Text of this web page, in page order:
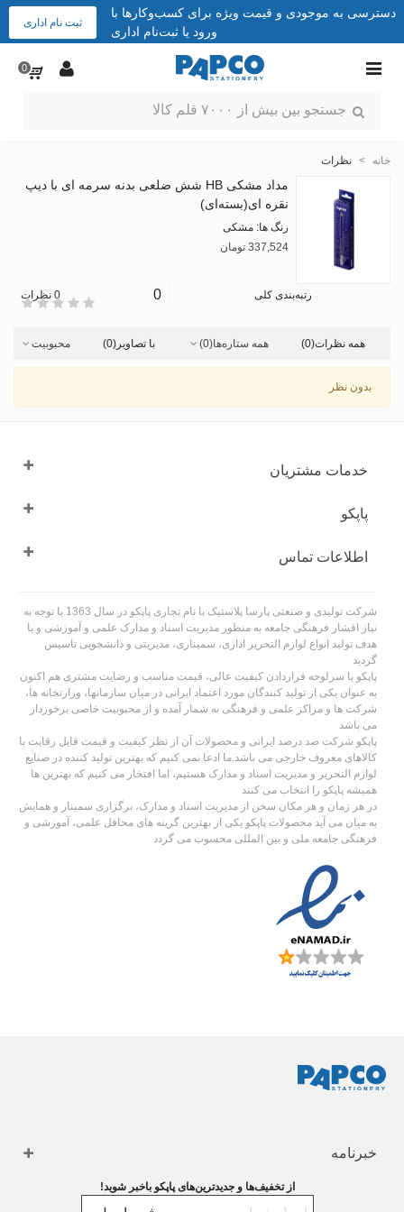
دسترسی به موجودی و قیمت ویژه برای کسب‌وکارها با
ورود یا ثبت‌نام اداری
ثبت نام اداری
0
خانه > نظرات
مداد مشکی HB شش ضلعی بدنه سرمه ای با دیپ
نقره ای(بسته‌ای)
رنگ ها: مشکی
337,524 تومان
رتبه‌بندی کلی 0 0 نظرات
همه نظرات(0) همه ستاره‌ها(0) با تصاویر (0) محبوبیت
بدون نظر
خدمات مشتریان
پاپکو
اطلاعات تماس
شرکت تولیدی و صنعتی پارسا پلاستیک با نام تجاری پاپکو در سال 1363 با توجه به
نیاز اقشار فرهنگی جامعه به منظور مدیریت اسناد و مدارک علمی و آموزشی و با
هدف تولید انواع لوازم التحریر اداری، سمیناری، مدیریتی و دانشجویی تاسیس
گردید
پاپکو با سرلوحه قراردادن کیفیت عالی، قیمت مناسب و رضایت مشتری هم اکنون
به عنوان یکی از تولید کنندگان مورد اعتماد ایرانی در میان سازمانها، وزارتخانه ها،
شرکت ها و مراکز علمی و فرهنگی به شمار آمده و از محبوبیت خاصی برخوردار
می باشد
پاپکو شرکت صد درصد ایرانی و محصولات آن از نظر کیفیت و قیمت قابل رقابت با
کالاهای معروف خارجی می باشد.ما ادعا نمی کنیم که بهترین تولید کننده در صنایع
لوازم التحریر و مدیریت اسناد و مدارک هستیم، اما افتخار می کنیم که بهترین ها
همیشه پاپکو را انتخاب می کنند
در هر زمان و هر مکان سخن از مدیریت اسناد و مدارک، برگزاری سمینار و همایش
به میان می آید محصولات پاپکو یکی از بهترین گزینه های محافل علمی، آموزشی و
فرهنگی جامعه ملی و بین المللی محسوب می گردد
خبرنامه
از تخفیف‌ها و جدیدترین‌های پاپکو باخبر شوید!